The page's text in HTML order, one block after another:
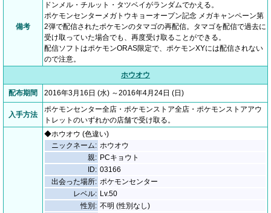
備考
ドンメル・チルット・タツベイがランダムでかえる。
ポケモンセンターメガトウキョーオープン記念 メガキャンペーン第
2弾で配信されたポケモンのタマゴの再配信。タマゴを配信で過去に
受け取っていた場合でも、再度受け取ることができる。
配信ソフトはポケモンORAS限定で、ポケモンXYには配信されない
ので注意。
ホウオウ
配布期間 2016年3月16日 (水) ～2016年4月24日 (日)
入手方法
ポケモンセンター全店・ポケモンストア全店・ポケモンストアアウ
トレットのいずれかの店舗で受け取る。
◆ホウオウ (色違い)
ニックネーム: ホウオウ
親: PCキョウト
ID: 03166
出会った場所: ポケモンセンター
レベル: Lv.50
性別: 不明 (性別なし)